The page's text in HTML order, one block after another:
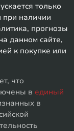
только
при наличии
прогнозы
данном сайте,
к покупке или
что
в единый
в